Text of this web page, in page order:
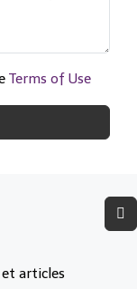
Terms of Use
articles